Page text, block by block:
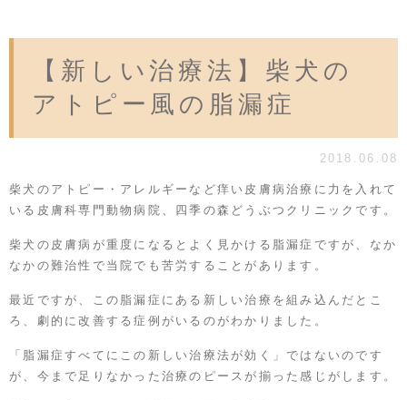
【新しい治療法】柴犬の
アトピー風の脂漏症
2018.06.08
柴犬のアトピー・アレルギーなど痒い皮膚病治療に力を入れて
いる皮膚科専門動物病院、四季の森どうぶつクリニックです。
柴犬の皮膚病が重度になるとよく見かける脂漏症ですが、なか
なかの難治性で当院でも苦労することがあります。
最近ですが、この脂漏症にある新しい治療を組み込んだとこ
ろ、劇的に改善する症例がいるのがわかりました。
「脂漏症すべてにこの新しい治療法が効く」ではないのです
が、今まで足りなかった治療のピースが揃った感じがします。